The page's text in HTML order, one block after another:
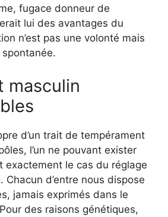
fugace donneur de
lui des avantages du
n’est pas une volonté mais
masculin
d’un trait de tempérament
l’un ne pouvant exister
exactement le cas du réglage
Chacun d’entre nous dispose
jamais exprimés dans le
des raisons génétiques,